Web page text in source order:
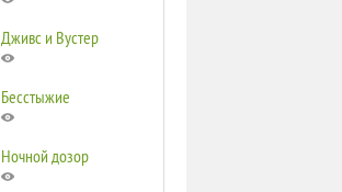
Дживс и Вустер
Бесстыжие
Ночной дозор